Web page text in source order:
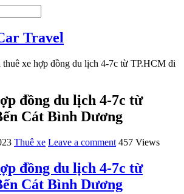
Travel
thuê xe hợp đồng du lịch 4-7c từ TP.HCM đi
đồng du lịch 4-7c từ
Cát Bình Dương
Thuê xe Leave a comment 457 Views
đồng du lịch 4-7c từ
Cát Bình Dương